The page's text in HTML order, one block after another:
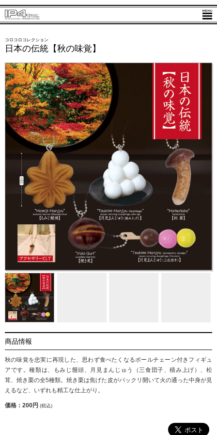
コロコロコレクション
日本の伝統【秋の味覚】
商品情報
秋の味覚を忠実に再現した、思わず食べたくなるボールチェーン付きフィギュ
アです。種類は、もみじ饅頭、月見まんじゅう（三食団子、積み上げ）、松
茸、焼き栗の全5種類。焼き栗は焦げた皮がパックリ開いて火の通った中身が見
えるなど、いずれも精工な仕上がり。
価格：200円 (税込)